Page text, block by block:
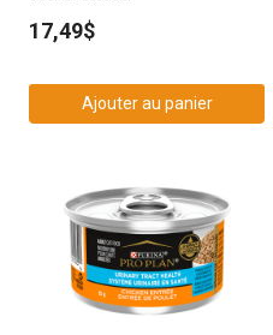
17,49$
Ajouter au panier